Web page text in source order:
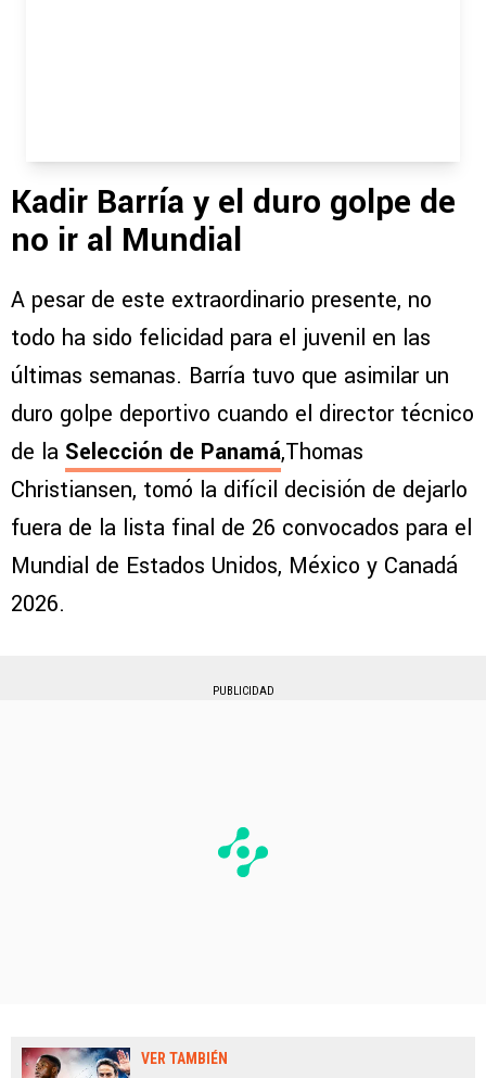
Kadir Barría y el duro golpe de
no ir al Mundial
A pesar de este extraordinario presente, no
todo ha sido felicidad para el juvenil en las
últimas semanas. Barría tuvo que asimilar un
duro golpe deportivo cuando el director técnico
de la Selección de Panamá,Thomas
Christiansen, tomó la difícil decisión de dejarlo
fuera de la lista final de 26 convocados para el
Mundial de Estados Unidos, México y Canadá
2026.
PUBLICIDAD
VER TAMBIÉN